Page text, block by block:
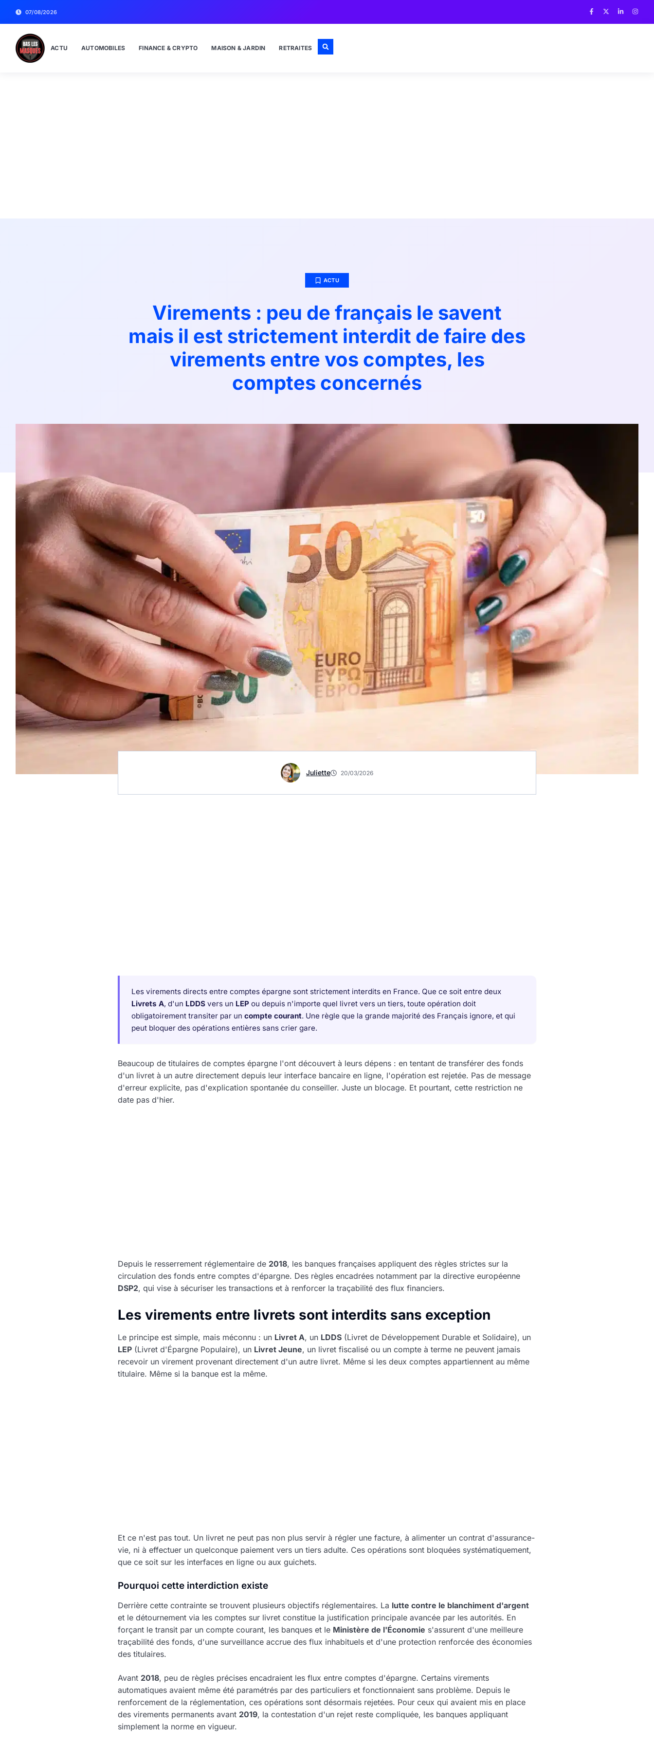
07/08/2026
ACTU AUTOMOBILES FINANCE & CRYPTO MAISON & JARDIN RETRAITES
ACTU
Virements : peu de français le savent
mais il est strictement interdit de faire des
virements entre vos comptes, les
comptes concernés
Juliette 20/03/2026
Les virements directs entre comptes épargne sont strictement interdits en France. Que ce soit entre deux
Livrets A, d'un LDDS vers un LEP ou depuis n'importe quel livret vers un tiers, toute opération doit
obligatoirement transiter par un compte courant. Une règle que la grande majorité des Français ignore, et qui
peut bloquer des opérations entières sans crier gare.
Beaucoup de titulaires de comptes épargne l'ont découvert à leurs dépens : en tentant de transférer des fonds
d'un livret à un autre directement depuis leur interface bancaire en ligne, l'opération est rejetée. Pas de message
d'erreur explicite, pas d'explication spontanée du conseiller. Juste un blocage. Et pourtant, cette restriction ne
date pas d'hier.
Depuis le resserrement réglementaire de 2018, les banques françaises appliquent des règles strictes sur la
circulation des fonds entre comptes d'épargne. Des règles encadrées notamment par la directive européenne
DSP2, qui vise à sécuriser les transactions et à renforcer la traçabilité des flux financiers.
Les virements entre livrets sont interdits sans exception
Le principe est simple, mais méconnu : un Livret A, un LDDS (Livret de Développement Durable et Solidaire), un
LEP (Livret d'Épargne Populaire), un Livret Jeune, un livret fiscalisé ou un compte à terme ne peuvent jamais
recevoir un virement provenant directement d'un autre livret. Même si les deux comptes appartiennent au même
titulaire. Même si la banque est la même.
Et ce n'est pas tout. Un livret ne peut pas non plus servir à régler une facture, à alimenter un contrat d'assurance-
vie, ni à effectuer un quelconque paiement vers un tiers adulte. Ces opérations sont bloquées systématiquement,
que ce soit sur les interfaces en ligne ou aux guichets.
Pourquoi cette interdiction existe
Derrière cette contrainte se trouvent plusieurs objectifs réglementaires. La lutte contre le blanchiment d'argent
et le détournement via les comptes sur livret constitue la justification principale avancée par les autorités. En
forçant le transit par un compte courant, les banques et le Ministère de l'Économie s'assurent d'une meilleure
traçabilité des fonds, d'une surveillance accrue des flux inhabituels et d'une protection renforcée des économies
des titulaires.
Avant 2018, peu de règles précises encadraient les flux entre comptes d'épargne. Certains virements
automatiques avaient même été paramétrés par des particuliers et fonctionnaient sans problème. Depuis le
renforcement de la réglementation, ces opérations sont désormais rejetées. Pour ceux qui avaient mis en place
des virements permanents avant 2019, la contestation d'un rejet reste compliquée, les banques appliquant
simplement la norme en vigueur.